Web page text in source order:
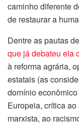
caminho diferente
de restaurar a
Dentre as pautas
que já debateu ela
à reforma agrária,
estatais (as
domínio
Europeia, crítica
marxista, ao